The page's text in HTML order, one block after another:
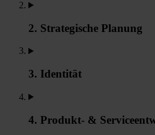
2. Strategische Planung
3. Identität
4. Produkt- &